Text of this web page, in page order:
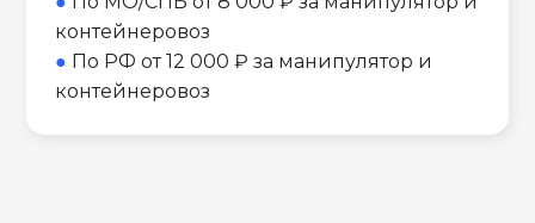
контейнеровоз
● По РФ от 12 000 ₽ за манипулятор и
контейнеровоз